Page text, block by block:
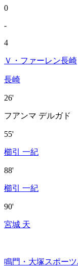
0
-
4
Ｖ・ファーレン長崎
長崎
26'
フアンマ デルガド
55'
櫛引 一紀
88'
櫛引 一紀
90'
宮城 天
鳴門・大塚スポー